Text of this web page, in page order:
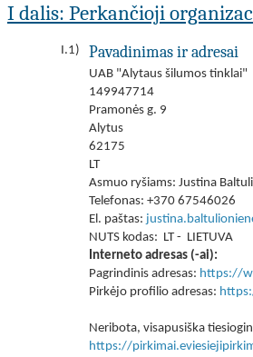
I dalis: Perkančioji
I.1) Pavadinimas ir adresai
UAB "Alytaus šilumos tinklai"
149947714
Pramonės g. 9
Alytus
62175
LT
Asmuo ryšiams: Justina
Telefonas: +370 67546026
El. paštas:
NUTS kodas: LT - LIETUVA
Interneto adresas (-ai):
Pagrindinis adresas: https://
Pirkėjo profilio adresas:
Neribota, visapusiška
https://